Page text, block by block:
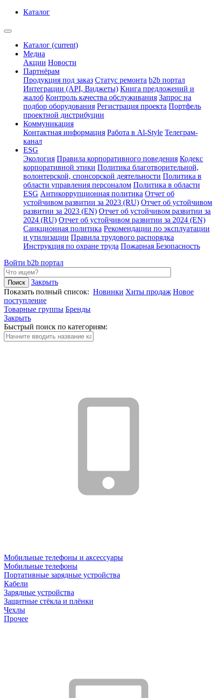
Каталог
Каталог (current)
Медиа
Акции Новости
Партнёрам
Продукция под заказ Статус ремонта b2b портал
Интеграции (API, Виджеты) Книга предложений и
жалоб Контроль качества обслуживания Запрос на
подбор оборудования Регистрация проекта Портфель
проектной дистрибуции
Коммуникация
Контактная информация Работа в Al-Style Телеграм-
канал
ESG
Экология Правила корпоративного поведения Кодекс
корпоративной этики Политика благотворительной,
волонтерской, спонсорской деятельности Политика в
области управления персоналом Политика в области
ESG Антикоррупционная политика Отчет об
устойчивом развитии за 2023 (RU) Отчет об устойчивом
развитии за 2023 (EN) Отчет об устойчивом развитии за
2024 (RU) Отчет об устойчивом развитии за 2024 (EN)
Санкционная политика Рекомендации по эксплуатации
и утилизации Правила трудового распорядка
Инструкция по охране труда Пожарная Безопасность
Войти b2b портал
Закрыть
Показать полный список: Новинки Хиты продаж Новое
поступление
Товарные группы Бренды
Закрыть
Быстрый поиск по категориям:
Мобильные телефоны и аксессуары
Мобильные телефоны
Портативные зарядные устройства
Кабели
Зарядные устройства
Защитные стёкла и плёнки
Чехлы
Прочее